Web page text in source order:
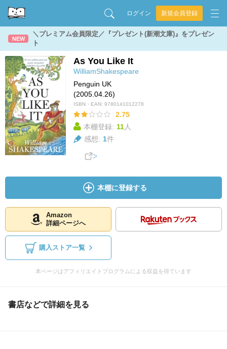
ログイン 新規会員登録
NEW
＼プレミアム会員限定／『プレゼント(新潮文庫)』をプレゼン
ト
As You Like It
WilliamShakespeare
Penguin UK
(2005.04.26)
ISBN・EAN: 9780141012278
2.75
本棚登録: 11人
感想: 1件
本棚に登録する
Amazon
詳細ページへ
購入ストア一覧
本ページはアフィリエイトプログラムによる収益を得ています
書店などで詳細を見る